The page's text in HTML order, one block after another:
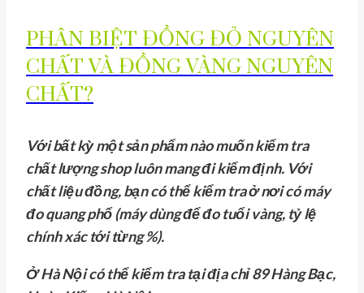
PHÂN BIỆT ĐỒNG ĐỎ NGUYÊN
CHẤT VÀ ĐỒNG VÀNG NGUYÊN
CHẤT?
Với bất kỳ một sản phẩm nào muốn kiểm tra
chất lượng shop luôn mang đi kiểm định. Với
chất liệu đồng, bạn có thể kiểm tra ở nơi có máy
đo quang phổ (máy dùng để đo tuổi vàng, tỷ lệ
chính xác tới từng %).
Ở Hà Nội có thể kiểm tra tại địa chỉ 89 Hàng Bạc,